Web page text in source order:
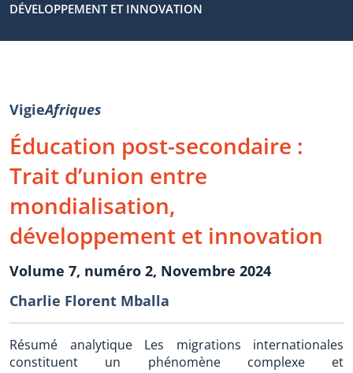
DÉVELOPPEMENT ET INNOVATION
VigieAfriques
Éducation post-secondaire :
Trait d’union entre
mondialisation,
développement et innovation
Volume 7, numéro 2, Novembre 2024
Charlie Florent Mballa
Résumé analytique Les migrations internationales
constituent un phénomène complexe et